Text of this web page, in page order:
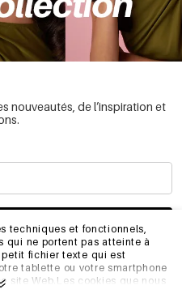
techniques et fonctionnels,
qui ne portent pas atteinte à
petit fichier texte qui est
tablette ou votre smartphone
site Web.Les cookies que nous
nouveautés, de l’inspiration et